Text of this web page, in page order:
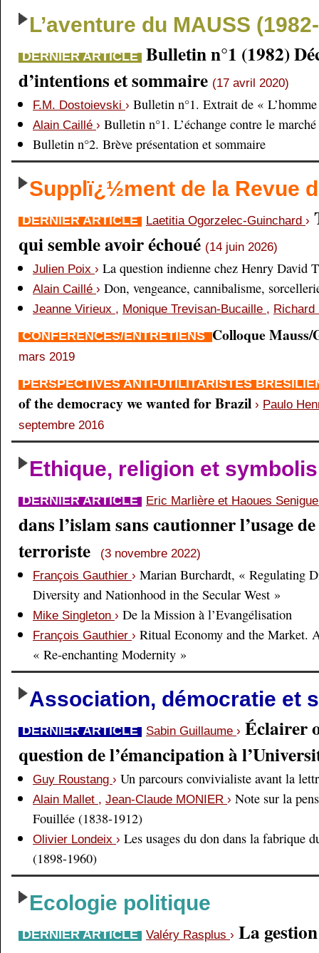
L’aventure du MAUSS
DERNIER ARTICLE Bulletin n°1 (1982)
d’intentions et sommaire (17 avril 2020)
F.M. Dostoievski › Bulletin n°1. Extrait de «
Alain Caillé › Bulletin n°1. L’échange contre le marché
Bulletin n°2. Brève présentation et sommaire
Supplï¿½ment de la Revue
DERNIER ARTICLE Laetitia Ogorzelec-Guinchard ›
qui semble avoir échoué (14 juin 2026)
Julien Poix › La question indienne chez Henry David
Alain Caillé › Don, vengeance, cannibalisme,
Jeanne Virieux , Monique Trevisan-Bucaille ,
CONFÉRENCES/ENTRETIENS Colloque
mars 2019
PERSPECTIVES ANTI-UTILITARISTES
of the democracy we wanted for Brazil › Paulo
septembre 2016
Ethique, religion et
DERNIER ARTICLE Eric Marlière et Haoues
dans l’islam sans cautionner l’usage
terroriste
(3 novembre 2022)
François Gauthier › Marian Burchardt, « Regulating
Diversity and Nationhood in the Secular West »
Mike Singleton › De la Mission à l’Evangélisation
François Gauthier › Ritual Economy and the Market.
« Re-enchanting Modernity »
Association, démocratie et
DERNIER ARTICLE Sabin Guillaume › Éclairer
question de l’émancipation à
Guy Roustang › Un parcours convivialiste avant la
Alain Mallet , Jean-Claude MONIER › Note sur la
Fouillée (1838-1912)
Olivier Londeix › Les usages du don dans la fabrique
(1898-1960)
Ecologie politique
DERNIER ARTICLE Valéry Rasplus › La